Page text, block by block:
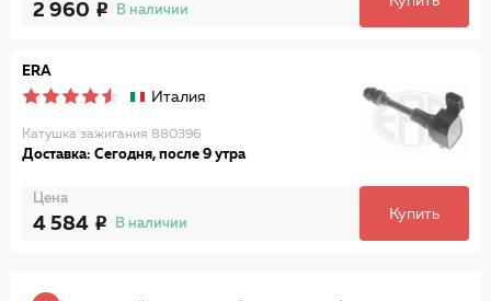
2 960 В наличии
ERA
Италия
Катушка зажигания 880396
Доставка: Сегодня, после 9 утра
Цена
4 584 В наличии
Купить